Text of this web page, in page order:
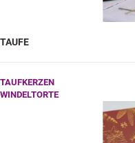
TAUFE
TAUFKERZEN
WINDELTORTE